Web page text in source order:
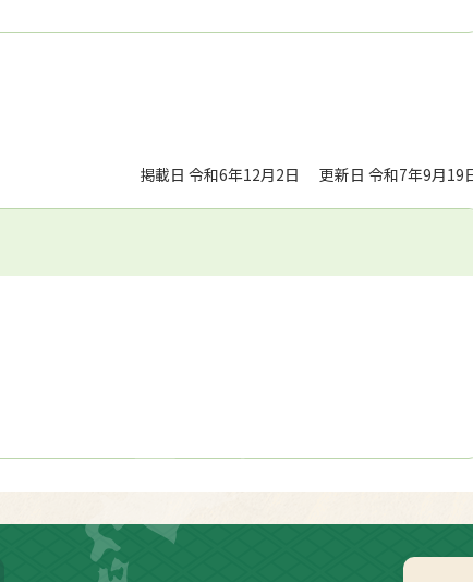
掲載日 令和6年12月2日 更新日 令和7年9月19